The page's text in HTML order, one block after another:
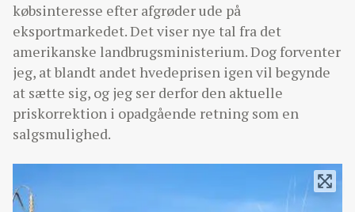
købsinteresse efter afgrøder ude på
eksportmarkedet. Det viser nye tal fra det
amerikanske landbrugsministerium. Dog forventer
jeg, at blandt andet hvedeprisen igen vil begynde
at sætte sig, og jeg ser derfor den aktuelle
priskorrektion i opadgående retning som en
salgsmulighed.